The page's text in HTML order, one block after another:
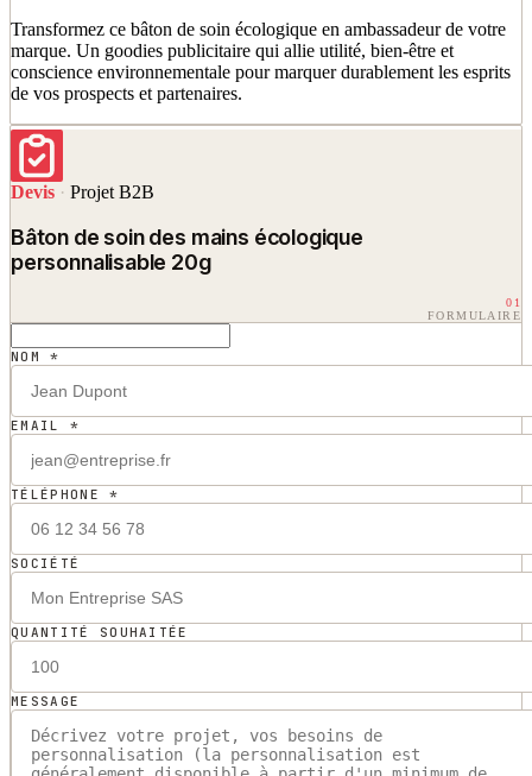
Transformez ce bâton de soin écologique en ambassadeur de votre
marque. Un goodies publicitaire qui allie utilité, bien-être et
conscience environnementale pour marquer durablement les esprits
de vos prospects et partenaires.
Devis · Projet B2B
Bâton de soin des mains écologique
personnalisable 20g
01
FORMULAIRE
NOM *
EMAIL *
TÉLÉPHONE *
SOCIÉTÉ
QUANTITÉ SOUHAITÉE
MESSAGE